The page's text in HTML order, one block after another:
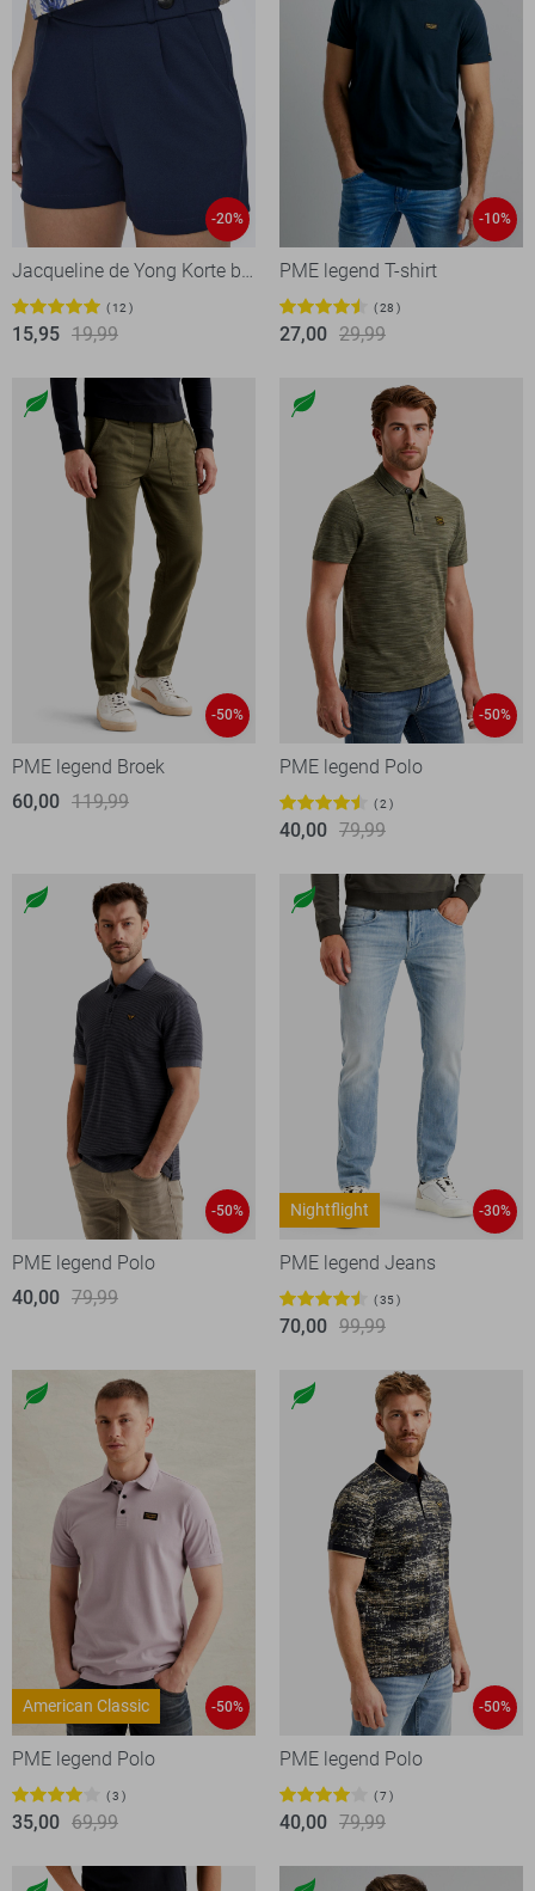
-20%
Jacqueline de Yong Korte broek
12
15,95 19,99
-10%
PME legend T-shirt
28
27,00 29,99
-50%
PME legend Broek
60,00 119,99
-50%
PME legend Polo
2
40,00 79,99
-50%
PME legend Polo
40,00 79,99
Nightflight -30%
PME legend Jeans
35
70,00 99,99
American Classic -50%
PME legend Polo
3
35,00 69,99
-50%
PME legend Polo
7
40,00 79,99